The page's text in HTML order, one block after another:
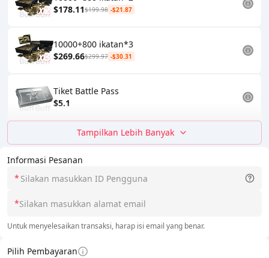
Informasi Pesanan
*
*
Untuk menyelesaikan transaksi, harap isi email yang benar.
Pilih Pembayaran
$178.11$199.98 -$21.87
10000+800 ikatan*3
$269.66$299.97 -$30.31
Tiket Battle Pass
$5.1
Tampilkan Lebih Banyak